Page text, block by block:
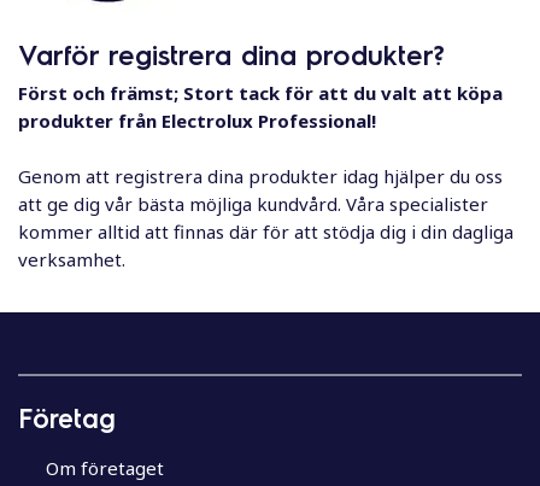
Varför registrera dina produkter?
Först och främst; Stort tack för att du valt att köpa
produkter från Electrolux Professional!
Genom att registrera dina produkter idag hjälper du oss
att ge dig vår bästa möjliga kundvård. Våra specialister
kommer alltid att finnas där för att stödja dig i din dagliga
verksamhet.
Företag
Om företaget